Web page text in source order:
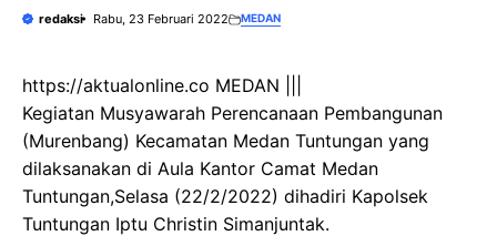
redaksi Rabu, 23 Februari 2022 MEDAN
https://aktualonline.co MEDAN |||
Kegiatan Musyawarah Perencanaan Pembangunan
(Murenbang) Kecamatan Medan Tuntungan yang
dilaksanakan di Aula Kantor Camat Medan
Tuntungan,Selasa (22/2/2022) dihadiri Kapolsek
Tuntungan Iptu Christin Simanjuntak.